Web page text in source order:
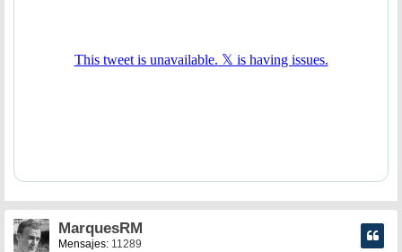
MarquesRM
Mensajes: 11289